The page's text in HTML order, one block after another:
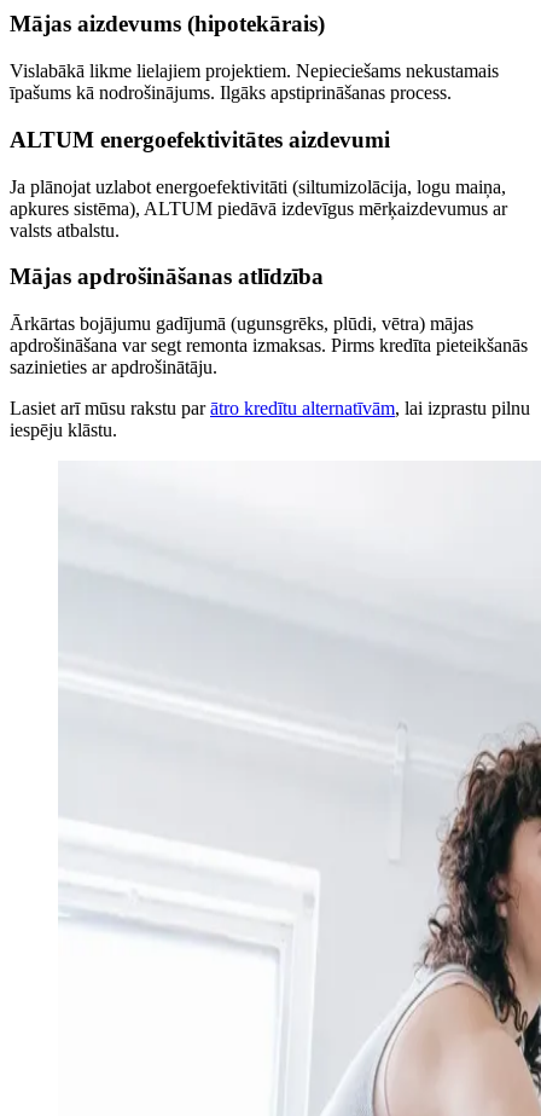
Mājas aizdevums (hipotekārais)
Vislabākā likme lielajiem projektiem. Nepieciešams nekustamais
īpašums kā nodrošinājums. Ilgāks apstiprināšanas process.
ALTUM energoefektivitātes aizdevumi
Ja plānojat uzlabot energoefektivitāti (siltumizolācija, logu maiņa,
apkures sistēma), ALTUM piedāvā izdevīgus mērķaizdevumus ar
valsts atbalstu.
Mājas apdrošināšanas atlīdzība
Ārkārtas bojājumu gadījumā (ugunsgrēks, plūdi, vētra) mājas
apdrošināšana var segt remonta izmaksas. Pirms kredīta pieteikšanās
sazinieties ar apdrošinātāju.
Lasiet arī mūsu rakstu parātro kredītu alternatīvām, lai izprastu pilnu
iespēju klāstu.